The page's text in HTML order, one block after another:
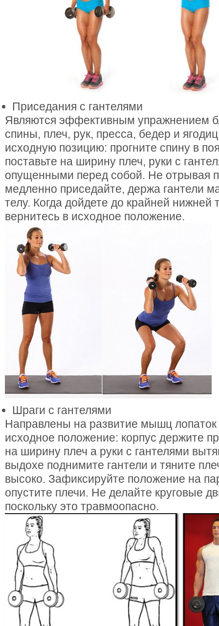
Приседания с гантелями
Являются эффективным упражнением
спины, плеч, рук, пресса, бедер и
исходную позицию: прогните спину в
поставьте на ширину плеч, руки с
опущенными перед собой. Не отрывая
медленно приседайте, держа гантели
телу. Когда дойдете до крайней нижней
вернитесь в исходное положение.
Шраги с гантелями
Направлены на развитие мышц лопаток
исходное положение: корпус держите
на ширину плеч а руки с гантелями
выдохе поднимите гантели и тяните
высоко. Зафиксируйте положение на
опустите плечи. Не делайте круговые
поскольку это травмоопасно.